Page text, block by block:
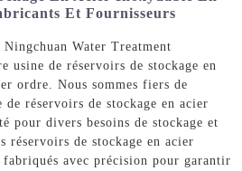
Et Fournisseurs
Ningchuan Water Treatment
usine de réservoirs de stockage en
ordre. Nous sommes fiers de
de réservoirs de stockage en acier
pour divers besoins de stockage et
réservoirs de stockage en acier
avec précision pour garantir